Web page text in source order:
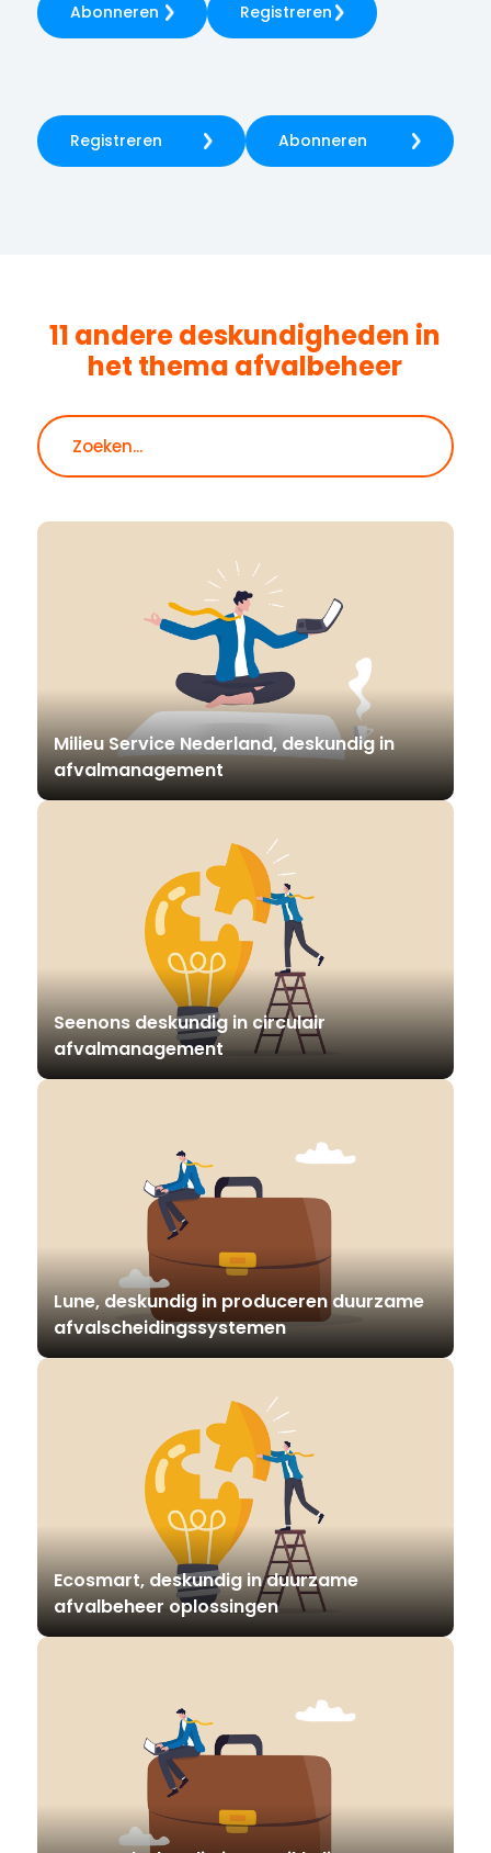
Abonneren Registreren
Registreren Abonneren
11 andere deskundigheden in
het thema afvalbeheer
Milieu Service Nederland, deskundig in
afvalmanagement
Seenons deskundig in circulair
afvalmanagement
Lune, deskundig in produceren duurzame
afvalscheidingssystemen
Ecosmart, deskundig in duurzame
afvalbeheer oplossingen